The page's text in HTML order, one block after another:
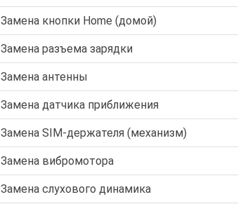
Замена кнопки Home (домой)
Замена разъема зарядки
Замена антенны
Замена датчика приближения
Замена SIM-держателя (механизм)
Замена вибромотора
Замена слухового динамика